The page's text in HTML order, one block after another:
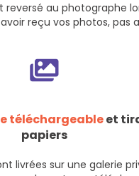
reversé au photographe
reçu vos photos, pas
téléchargeableet
papiers
livrées sur une galerie